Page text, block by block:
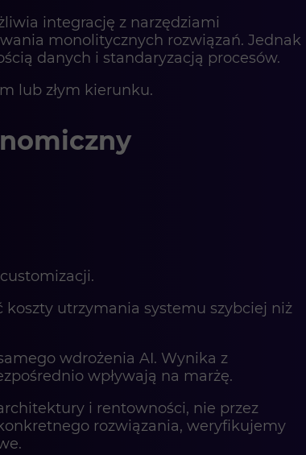
integrację z narzędziami
monolitycznych rozwiązań. Jednak
danych i standaryzacją procesów.
lub złym kierunku.
utrzymania systemu szybciej niż
wdrożenia AI. Wynika z
wpływają na marżę.
i rentowności, nie przez
rozwiązania, weryfikujemy